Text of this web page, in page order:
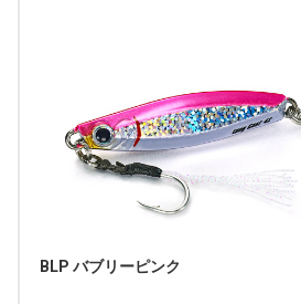
BLP バブリーピンク